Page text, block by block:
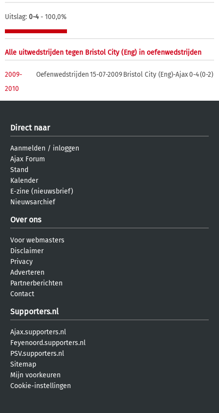
Uitslag: 0-4- 100,0%
Alle uitwedstrijden tegen Bristol City (Eng) in oefenwedstrijden
2009-
2010
Oefenwedstrijden15-07-2009Bristol City (Eng)-Ajax0-4(0-2)
Direct naar
Aanmelden / inloggen
Ajax Forum
Stand
Kalender
E-zine (nieuwsbrief)
Nieuwsarchief
Over ons
Voor webmasters
Disclaimer
Privacy
Adverteren
Partnerberichten
Contact
Supporters.nl
Ajax.supporters.nl
Feyenoord.supporters.nl
PSV.supporters.nl
Sitemap
Mijn voorkeuren
Cookie-instellingen